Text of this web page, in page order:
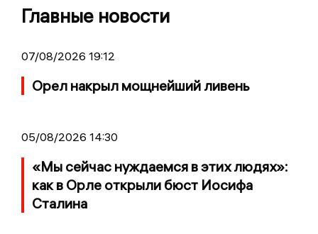
Главные новости
07/08/2026 19:12
Орел накрыл мощнейший ливень
05/08/2026 14:30
«Мы сейчас нуждаемся в этих людях»:
как в Орле открыли бюст Иосифа
Сталина